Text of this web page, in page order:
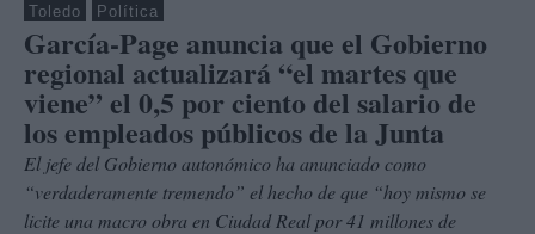
Toledo Política
García-Page anuncia que el Gobierno
regional actualizará “el martes que
viene” el 0,5 por ciento del salario de
los empleados públicos de la Junta
El jefe del Gobierno autonómico ha anunciado como
“verdaderamente tremendo” el hecho de que “hoy mismo se
licite una macro obra en Ciudad Real por 41 millones de